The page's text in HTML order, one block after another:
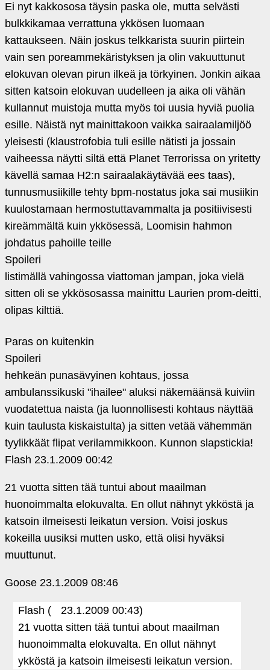
Ei nyt kakkososa täysin paska ole, mutta selvästi
bulkkikamaa verrattuna ykkösen luomaan
kattaukseen. Näin joskus telkkarista suurin piirtein
vain sen poreammekäristyksen ja olin vakuuttunut
elokuvan olevan pirun ilkeä ja törkyinen. Jonkin aikaa
sitten katsoin elokuvan uudelleen ja aika oli vähän
kullannut muistoja mutta myös toi uusia hyviä puolia
esille. Näistä nyt mainittakoon vaikka sairaalamiljöö
yleisesti (klaustrofobia tuli esille nätisti ja jossain
vaiheessa näytti siltä että Planet Terrorissa on yritetty
kävellä samaa H2:n sairaalakäytävää ees taas),
tunnusmusiikille tehty bpm-nostatus joka sai musiikin
kuulostamaan hermostuttavammalta ja positiivisesti
kireämmältä kuin ykkösessä, Loomisin hahmon
johdatus pahoille teille
Spoileri
listimällä vahingossa viattoman jampan, joka vielä
sitten oli se ykkösosassa mainittu Laurien prom-deitti,
olipas kilttiä.
Paras on kuitenkin
Spoileri
hehkeän punasävyinen kohtaus, jossa
ambulanssikuski "ihailee" aluksi näkemäänsä kuiviin
vuodatettua naista (ja luonnollisesti kohtaus näyttää
kuin taulusta kiskaistulta) ja sitten vetää vähemmän
tyylikkäät flipat verilammikkoon. Kunnon slapstickia!
Flash 23.1.2009 00:42
21 vuotta sitten tää tuntui about maailman
huonoimmalta elokuvalta. En ollut nähnyt ykköstä ja
katsoin ilmeisesti leikatun version. Voisi joskus
kokeilla uusiksi mutten usko, että olisi hyväksi
muuttunut.
Goose 23.1.2009 08:46
Flash (
23.1.2009 00:43)
21 vuotta sitten tää tuntui about maailman
huonoimmalta elokuvalta. En ollut nähnyt
ykköstä ja katsoin ilmeisesti leikatun version.